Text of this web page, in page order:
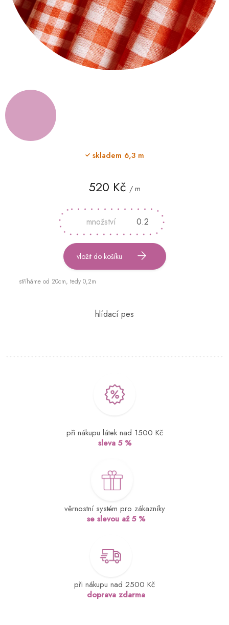
520 Kč / m
cena:
skladem 6,3 m
vložit do košíku
stříháme od 20cm, tedy 0,2m
při nákupu látek nad 1500 Kč
sleva 5 %
věrnostní systém pro zákazníky
se slevou až 5 %
při nákupu nad 2500 Kč
doprava zdarma